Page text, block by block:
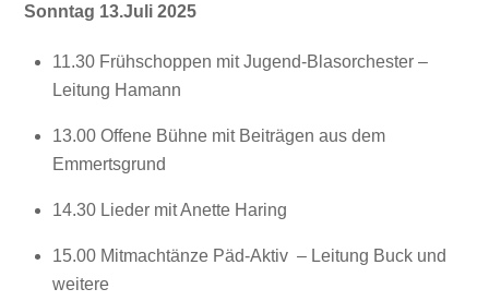
Sonntag 13.Juli 2025
11.30 Frühschoppen mit Jugend-Blasorchester –
Leitung Hamann
13.00 Offene Bühne mit Beiträgen aus dem
Emmertsgrund
14.30 Lieder mit Anette Haring
15.00 Mitmachtänze Päd-Aktiv – Leitung Buck und
weitere